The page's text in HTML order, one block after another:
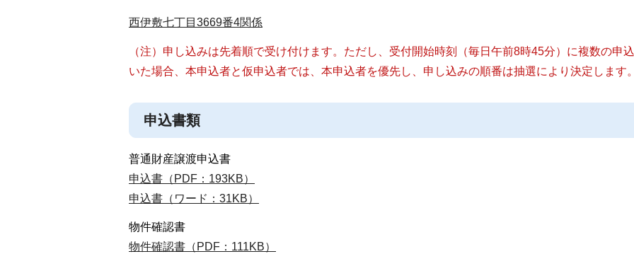
西伊敷七丁目3669番4関係
（注）申し込みは先着順で受け付けます。ただし、受付開始時刻（毎日午前8時45分）に複数の申
いた場合、本申込者と仮申込者では、本申込者を優先し、申し込みの順番は抽選により決定します。
申込書類
普通財産譲渡申込書
申込書（PDF：193KB）
申込書（ワード：31KB）
物件確認書
物件確認書（PDF：111KB）